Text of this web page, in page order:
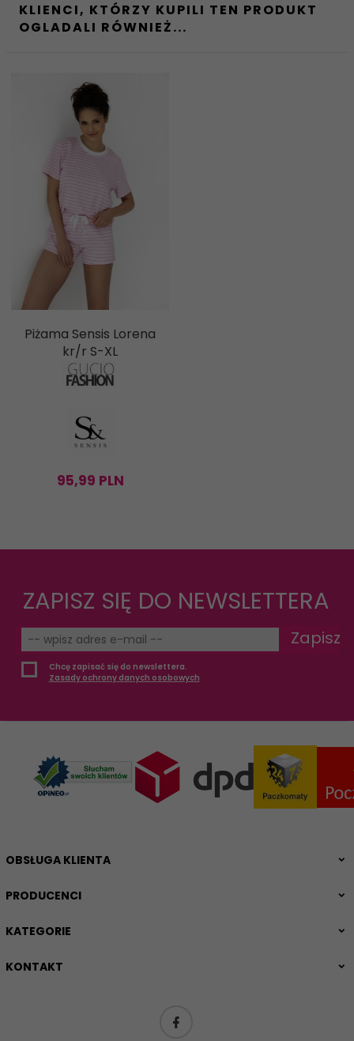
KLIENCI, KTÓRZY KUPILI TEN PRODUKT
OGLADALI RÓWNIEŻ...
Piżama Sensis Lorena
kr/r S-XL
95,99 PLN
ZAPISZ SIĘ DO NEWSLETTERA
Zapisz
Chcę zapisać się do newslettera.
Zasady ochrony danych osobowych
OBSŁUGA KLIENTA
PRODUCENCI
KATEGORIE
KONTAKT